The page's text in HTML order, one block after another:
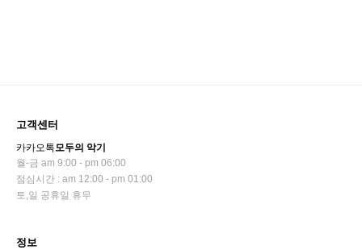
고객센터
카카오톡모두의 악기
월-금 am 9:00 - pm 06:00
점심시간 : am 12:00 - pm 01:00
토,일 공휴일 휴무
정보